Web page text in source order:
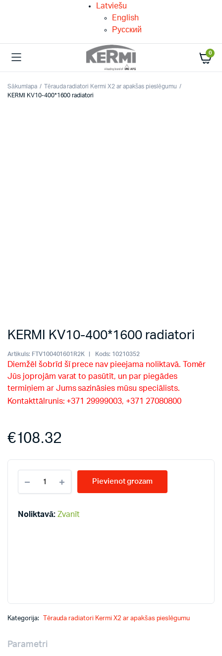
Latviešu
English
Русский
0
Sākumlapa
Tērauda radiatori Kermi X2 ar apakšas pieslēgumu
KERMI KV10-400*1600 radiatori
KERMI KV10-400*1600 radiatori
Artikuls: FTV100401601R2K Kods: 10210352
Diemžēl šobrīd šī prece nav pieejama noliktavā. Tomēr
Jūs joprojām varat to pasūtīt, un par piegādes
termiņiem ar Jums sazināsies mūsu speciālists.
Kontakttālrunis: +371 29999003, +371 27080800
€108.32
KV10-
400*1600
quantity
Pievienot grozam
Noliktavā: Zvanīt
Kategorija: Tērauda radiatori Kermi X2 ar apakšas pieslēgumu
Parametri